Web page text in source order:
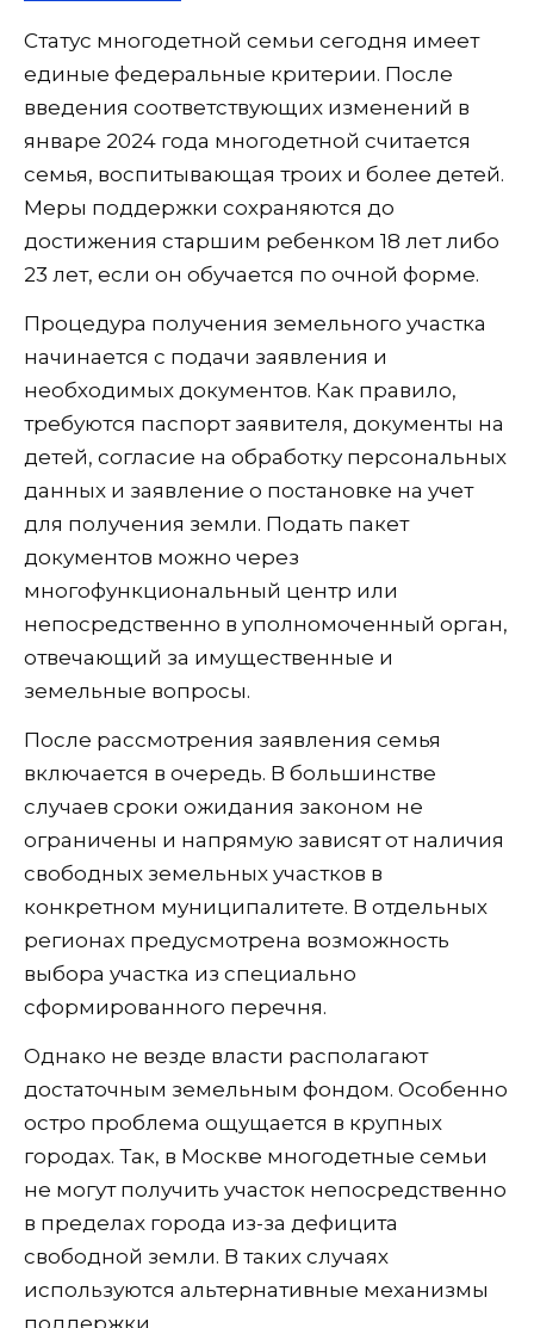
Статус многодетной семьи сегодня имеет
единые федеральные критерии. После
введения соответствующих изменений в
январе 2024 года многодетной считается
семья, воспитывающая троих и более детей.
Меры поддержки сохраняются до
достижения старшим ребенком 18 лет либо
23 лет, если он обучается по очной форме.
Процедура получения земельного участка
начинается с подачи заявления и
необходимых документов. Как правило,
требуются паспорт заявителя, документы на
детей, согласие на обработку персональных
данных и заявление о постановке на учет
для получения земли. Подать пакет
документов можно через
многофункциональный центр или
непосредственно в уполномоченный орган,
отвечающий за имущественные и
земельные вопросы.
После рассмотрения заявления семья
включается в очередь. В большинстве
случаев сроки ожидания законом не
ограничены и напрямую зависят от наличия
свободных земельных участков в
конкретном муниципалитете. В отдельных
регионах предусмотрена возможность
выбора участка из специально
сформированного перечня.
Однако не везде власти располагают
достаточным земельным фондом. Особенно
остро проблема ощущается в крупных
городах. Так, в Москве многодетные семьи
не могут получить участок непосредственно
в пределах города из-за дефицита
свободной земли. В таких случаях
используются альтернативные механизмы